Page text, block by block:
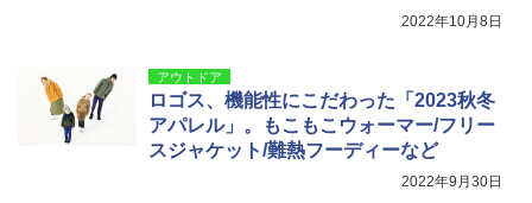
2022年10月8日
アウトドア
ロゴス、機能性にこだわった「2023秋冬
アパレル」。もこもこウォーマー/フリー
スジャケット/難熱フーディーなど
2022年9月30日